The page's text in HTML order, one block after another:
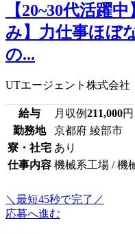
【20~30代活躍
み】力仕事ほぼ
の...
UTエージェント株式会社
給与 月収例211,000円
勤務地
京都府 綾部市
寮・社宅 あり
仕事内容 機械系工場 / 機
＼最短45秒で完了／
応募へ進む